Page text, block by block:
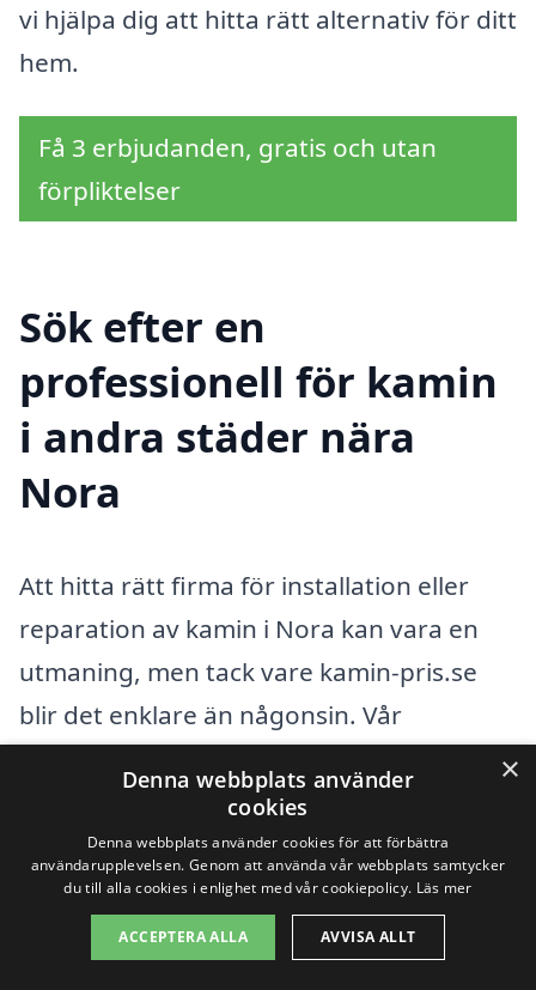
vi hjälpa dig att hitta rätt alternativ för ditt
hem.
Få 3 erbjudanden, gratis och utan
förpliktelser
Sök efter en
professionell för kamin
i andra städer nära
Nora
Att hitta rätt firma för installation eller
reparation av kamin i Nora kan vara en
utmaning, men tack vare kamin-pris.se
blir det enklare än någonsin. Vår
plattform hjälper dig att snabbt få kontakt
med kvalificerade yrkespersoner i ditt
närområde. En kamin kan vara både en
snygg och funktionell detalj i ditt hem, och
därför är det viktigt att välja rätt expert
×
Denna webbplats använder
cookies
Denna webbplats använder cookies för att förbättra
användarupplevelsen. Genom att använda vår webbplats samtycker
du till alla cookies i enlighet med vår cookiepolicy. Läs mer
ACCEPTERA ALLA AVVISA ALLT